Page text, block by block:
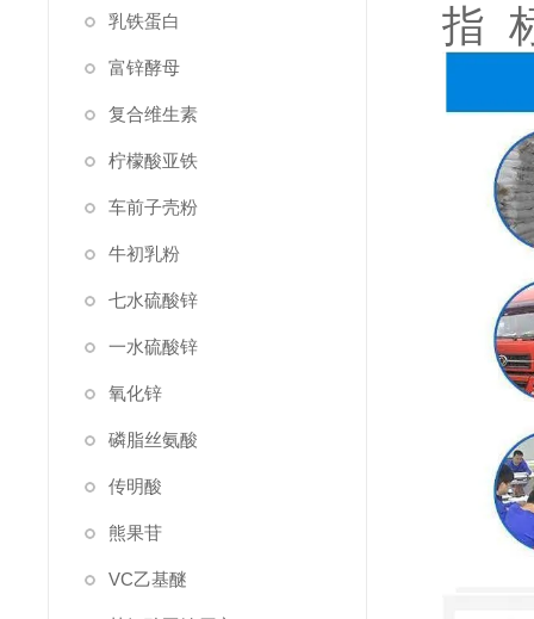
乳铁蛋白
富锌酵母
复合维生素
柠檬酸亚铁
车前子壳粉
牛初乳粉
七水硫酸锌
一水硫酸锌
氧化锌
磷脂丝氨酸
传明酸
熊果苷
VC乙基醚
指